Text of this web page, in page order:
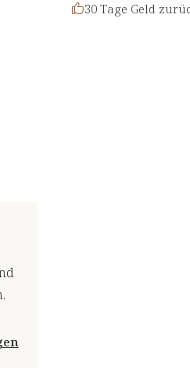
30 Tage Geld